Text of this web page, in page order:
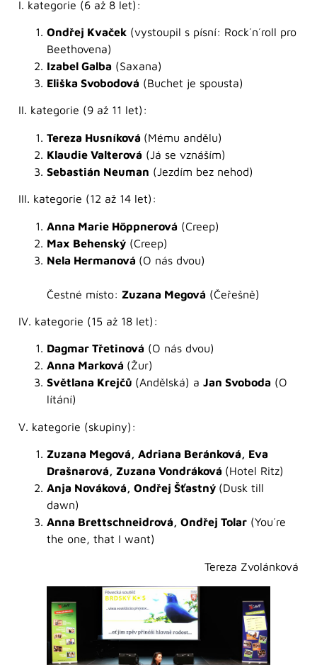
I. kategorie (6 až 8 let):
Ondřej Kvaček (vystoupil s písní: Rock´n´roll pro
Beethovena)
Izabel Galba (Saxana)
Eliška Svobodová (Buchet je spousta)
II. kategorie (9 až 11 let):
Tereza Husníková (Mému andělu)
Klaudie Valterová (Já se vznáším)
Sebastián Neuman (Jezdím bez nehod)
III. kategorie (12 až 14 let):
Anna Marie Höppnerová (Creep)
Max Behenský (Creep)
Nela Hermanová (O nás dvou)
Čestné místo: Zuzana Megová (Čeřešně)
IV. kategorie (15 až 18 let):
Dagmar Třetinová (O nás dvou)
Anna Marková (Žur)
Světlana Krejčů (Andělská) a Jan Svoboda (O
lítání)
V. kategorie (skupiny):
Zuzana Megová, Adriana Beránková, Eva
Drašnarová, Zuzana Vondráková (Hotel Ritz)
Anja Nováková, Ondřej Šťastný (Dusk till
dawn)
Anna Brettschneidrová, Ondřej Tolar (You´re
the one, that I want)
Tereza Zvolánková